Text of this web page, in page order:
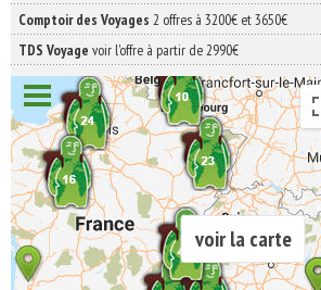
Comptoir des Voyages 2 offres à 3200€ et 3650€
TDS Voyage voir l'offre à partir de 2990€
voir la carte